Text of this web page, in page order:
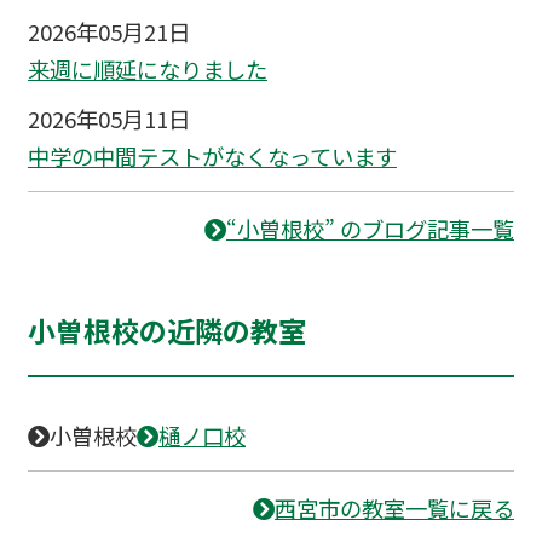
2026年05月21日
来週に順延になりました
2026年05月11日
中学の中間テストがなくなっています
“小曽根校” のブログ記事一覧
小曽根校の近隣の教室
小曽根校 樋ノ口校
西宮市の教室一覧に戻る